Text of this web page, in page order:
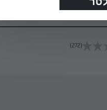
(272)